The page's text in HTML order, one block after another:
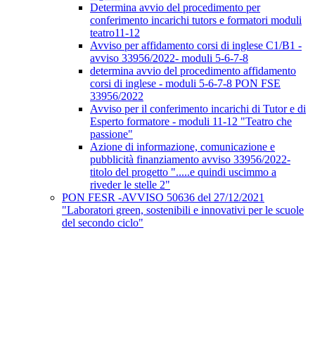
Determina avvio del procedimento per
conferimento incarichi tutors e formatori moduli
teatro11-12
Avviso per affidamento corsi di inglese C1/B1 -
avviso 33956/2022- moduli 5-6-7-8
determina avvio del procedimento affidamento
corsi di inglese - moduli 5-6-7-8 PON FSE
33956/2022
Avviso per il conferimento incarichi di Tutor e di
Esperto formatore - moduli 11-12 "Teatro che
passione"
Azione di informazione, comunicazione e
pubblicità finanziamento avviso 33956/2022-
titolo del progetto ".....e quindi uscimmo a
riveder le stelle 2"
PON FESR -AVVISO 50636 del 27/12/2021
"Laboratori green, sostenibili e innovativi per le scuole
del secondo ciclo"